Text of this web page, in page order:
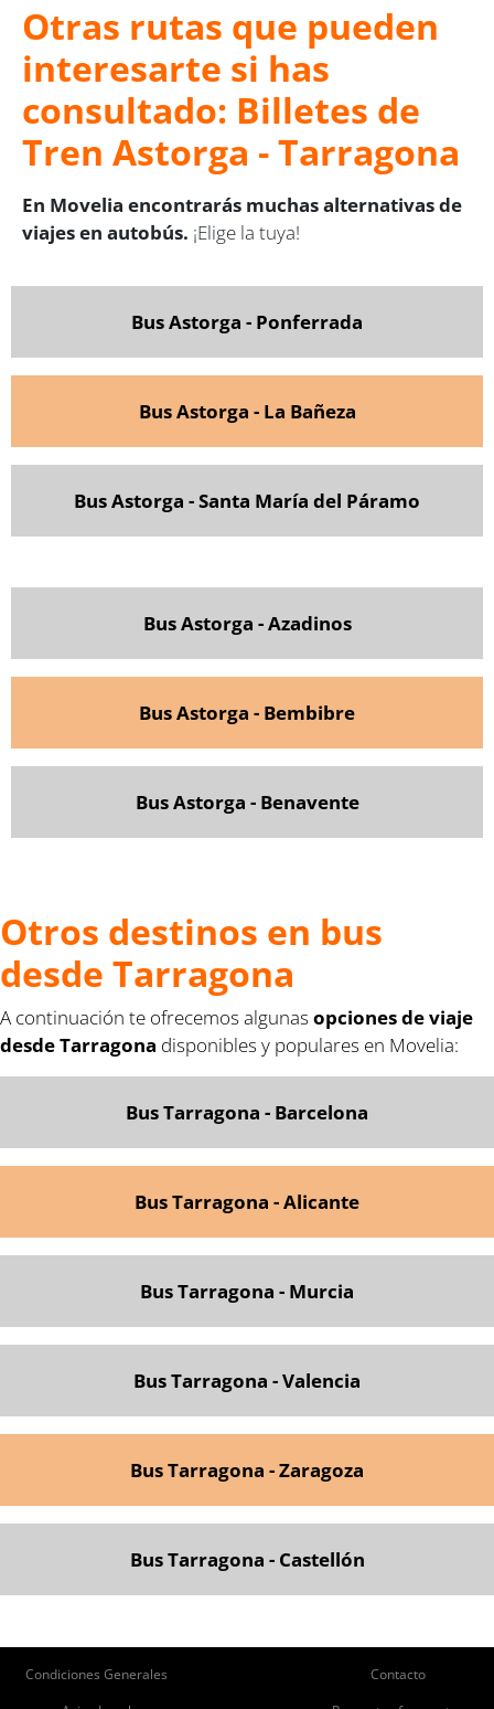
Otras rutas que pueden
interesarte si has
consultado: Billetes de
Tren Astorga - Tarragona
En Movelia encontrarás muchas alternativas de
viajes en autobús. ¡Elige la tuya!
Bus Astorga - Ponferrada
Bus Astorga - La Bañeza
Bus Astorga - Santa María del Páramo
Bus Astorga - Azadinos
Bus Astorga - Bembibre
Bus Astorga - Benavente
Otros destinos en bus
desde Tarragona
A continuación te ofrecemos algunasopciones de viaje
desde Tarragona disponibles y populares en Movelia:
Bus Tarragona - Barcelona
Bus Tarragona - Alicante
Bus Tarragona - Murcia
Bus Tarragona - Valencia
Bus Tarragona - Zaragoza
Bus Tarragona - Castellón
Condiciones Generales
Contacto